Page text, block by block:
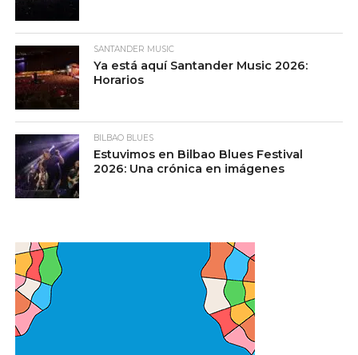
SANTANDER MUSIC
Ya está aquí Santander Music 2026:
Horarios
BILBAO BLUES
Estuvimos en Bilbao Blues Festival
2026: Una crónica en imágenes